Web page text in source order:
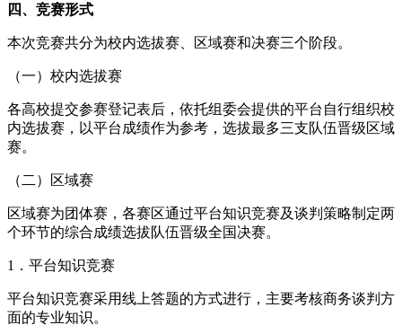
四、竞赛形式
本次竞赛共分为校内选拔赛、区域赛和决赛三个阶段。
（一）校内选拔赛
各高校提交参赛登记表后，依托组委会提供的平台自行组织校
内选拔赛，以平台成绩作为参考，选拔最多三支队伍晋级区域
赛。
（二）区域赛
区域赛为团体赛，各赛区通过平台知识竞赛及谈判策略制定两
个环节的综合成绩选拔队伍晋级全国决赛。
1．平台知识竞赛
平台知识竞赛采用线上答题的方式进行，主要考核商务谈判方
面的专业知识。